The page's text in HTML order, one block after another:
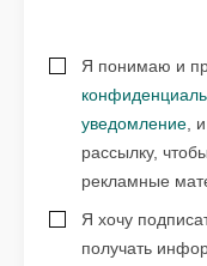
Я понимаю и
уведомление ,
рассылку,
рекламные
Я хочу
получать